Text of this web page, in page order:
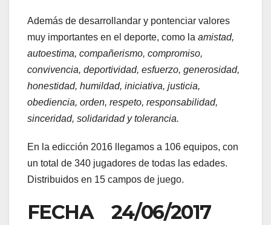
Además de desarrollandar y pontenciar valores
muy importantes en el deporte, como la amistad,
autoestima, compañerismo, compromiso,
convivencia, deportividad, esfuerzo, generosidad,
honestidad, humildad, iniciativa, justicia,
obediencia, orden, respeto, responsabilidad,
sinceridad, solidaridad y tolerancia.
En la edicción 2016 llegamos a 106 equipos, con
un total de 340 jugadores de todas las edades.
Distribuidos en 15 campos de juego.
FECHA 24/06/2017